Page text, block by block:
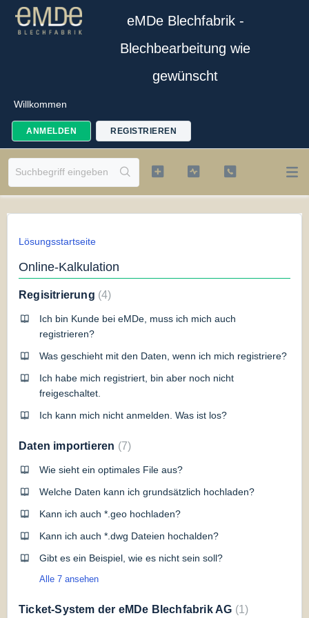
eMDe Blechfabrik -
Blechbearbeitung wie
gewünscht
Willkommen
ANMELDEN REGISTRIEREN
Lösungsstartseite
Online-Kalkulation
Regisitrierung 4
Ich bin Kunde bei eMDe, muss ich mich auch
registrieren?
Was geschieht mit den Daten, wenn ich mich registriere?
Ich habe mich registriert, bin aber noch nicht
freigeschaltet.
Ich kann mich nicht anmelden. Was ist los?
Daten importieren 7
Wie sieht ein optimales File aus?
Welche Daten kann ich grundsätzlich hochladen?
Kann ich auch *.geo hochladen?
Kann ich auch *.dwg Dateien hochalden?
Gibt es ein Beispiel, wie es nicht sein soll?
Alle 7 ansehen
Ticket-System der eMDe Blechfabrik AG 1